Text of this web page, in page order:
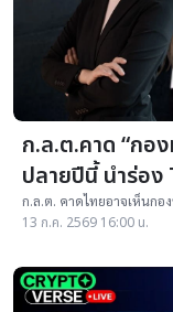
ก.ล.ต.คาด “กอ
ปลายปีนี้ นำร่อ
ก.ล.ต. คาดไทยอาจเห็นกอ
หรืออย่างช้าต้นปีหน้า ชูจุด
13 ก.ค. 2569 16:00 น.